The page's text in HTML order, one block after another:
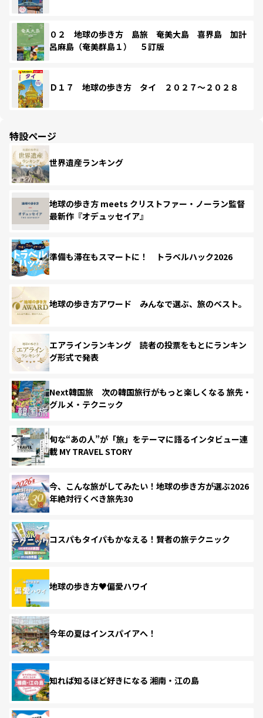
０２ 地球の歩き方 島旅 奄美大島 喜界島 加計
呂麻島（奄美群島１） ５訂版
Ｄ１７ 地球の歩き方 タイ ２０２７～２０２８
特設ページ
世界遺産ランキング
地球の歩き方 meets クリストファー・ノーラン監督
最新作『オデュッセイア』
準備も滞在もスマートに！ トラベルハック2026
地球の歩き方アワード みんなで選ぶ、旅のベスト。
エアラインランキング 読者の投票をもとにランキン
グ形式で発表
Next韓国旅 次の韓国旅行がもっと楽しくなる 旅先・
グルメ・テクニック
旬な“あの人”が「旅」をテーマに語るインタビュー連
載 MY TRAVEL STORY
今、こんな旅がしてみたい！地球の歩き方が選ぶ2026
年絶対行くべき旅先30
コスパもタイパもかなえる！賢者の旅テクニック
地球の歩き方♥偏愛ハワイ
今年の夏はインスパイアへ！
知れば知るほど好きになる 湘南・江の島